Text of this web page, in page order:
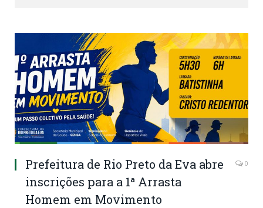
Prefeitura de Rio Preto da Eva abre
inscrições para a 1ª Arrasta
Homem em Movimento
0